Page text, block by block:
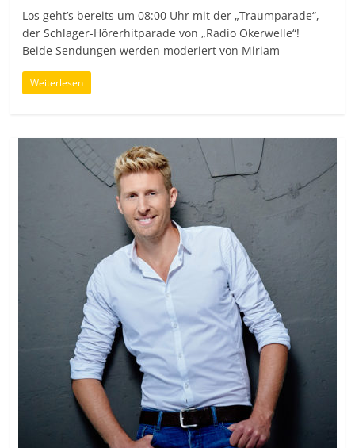
Los geht’s bereits um 08:00 Uhr mit der „Traumparade“,
der Schlager-Hörerhitparade von „Radio Okerwelle“!
Beide Sendungen werden moderiert von Miriam
Weiterlesen